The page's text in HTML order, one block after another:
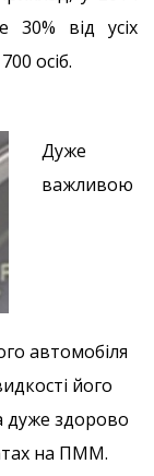
30% від усіх
осіб.
Дуже
важливою
автомобіля
його
дуже здорово
на ПММ.